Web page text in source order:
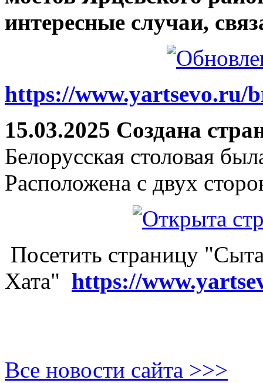
интересные случаи,
https://www.yartsevo.ru/
15.03.2025 Создана
Белорусская столовая
Расположена с двух
Посетить страницу
Хата" https://
Все новости сайта >>>